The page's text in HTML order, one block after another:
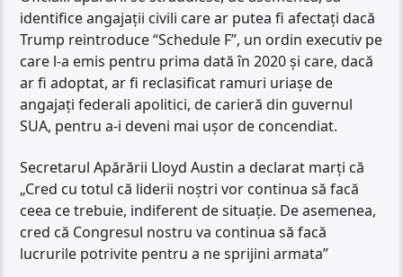
identifice angajații civili care ar putea fi afectați dacă
Trump reintroduce “Schedule F”, un ordin executiv pe
care l-a emis pentru prima dată în 2020 și care, dacă
ar fi adoptat, ar fi reclasificat ramuri uriașe de
angajați federali apolitici, de carieră din guvernul
SUA, pentru a-i deveni mai ușor de concendiat.
Secretarul Apărării Lloyd Austin a declarat marți că
„Cred cu totul că liderii noștri vor continua să facă
ceea ce trebuie, indiferent de situație. De asemenea,
cred că Congresul nostru va continua să facă
lucrurile potrivite pentru a ne sprijini armata”